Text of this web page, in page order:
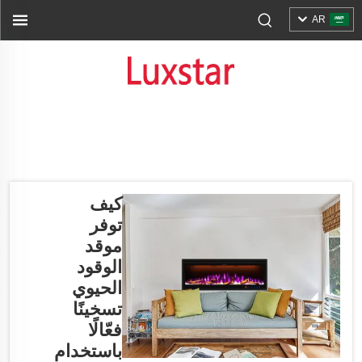
AR
كيف
توفر
موقد
الوقود
الحيوي
تسخينًا
فعّالًا
باستخدام